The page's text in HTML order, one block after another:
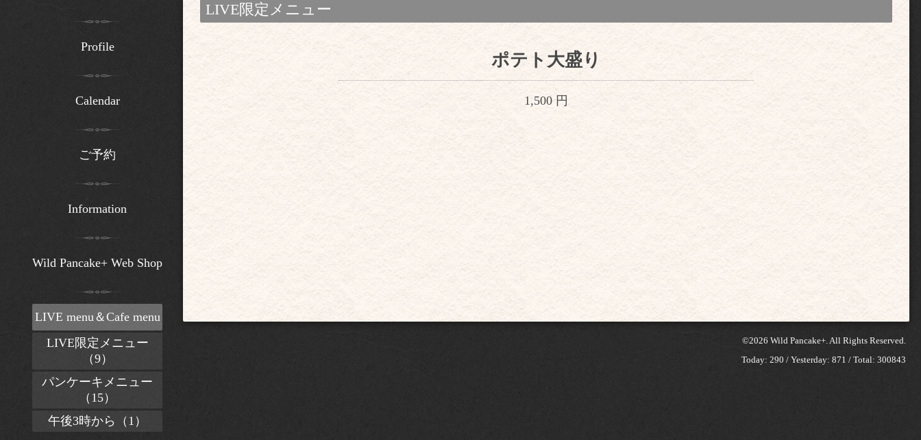
LIVE限定メニュー
ポテト大盛り
1,500 円
©2026 Wild Pancake+. All Rights Reserved.
Today: 290 / Yesterday: 871 / Total: 300843
Profile
Calendar
ご予約
Information
Wild Pancake+ Web Shop
LIVE menu＆Cafe menu
LIVE限定メニュー
（9）
パンケーキメニュー
（15）
午後3時から（1）